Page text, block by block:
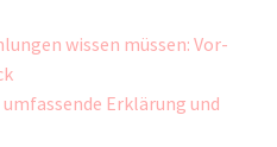
wissen müssen: Vor-
umfassende Erklärung und